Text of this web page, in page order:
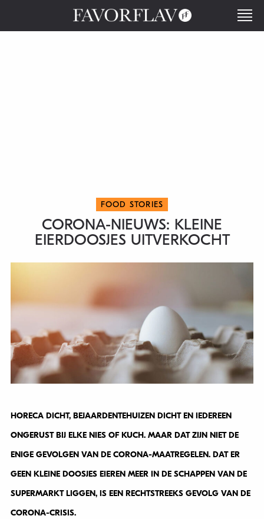
FOOD STORIES
CORONA-NIEUWS: KLEINE
EIERDOOSJES UITVERKOCHT
HORECA DICHT, BEJAARDENTEHUIZEN DICHT EN IEDEREEN
ONGERUST BIJ ELKE NIES OF KUCH. MAAR DAT ZIJN NIET DE
ENIGE GEVOLGEN VAN DE CORONA-MAATREGELEN. DAT ER
GEEN KLEINE DOOSJES EIEREN MEER IN DE SCHAPPEN VAN DE
SUPERMARKT LIGGEN, IS EEN RECHTSTREEKS GEVOLG VAN DE
CORONA-CRISIS.